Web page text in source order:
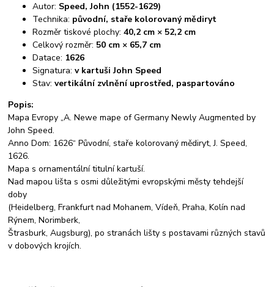
Autor: Speed, John (1552-1629)
Technika: původní, staře kolorovaný mědiryt
Rozměr tiskové plochy:40,2 cm × 52,2 cm
Celkový rozměr: 50 cm × 65,7 cm
Datace: 1626
Signatura:v kartuši John Speed
Stav:vertikální zvlnění uprostřed, paspartováno
Popis:
Mapa Evropy „A. Newe mape of Germany Newly Augmented by
John Speed.
Anno Dom: 1626“ Původní, staře kolorovaný mědiryt, J. Speed,
1626.
Mapa s ornamentální titulní kartuší.
Nad mapou lišta s osmi důležitými evropskými městy tehdejší
doby
(Heidelberg, Frankfurt nad Mohanem, Vídeň, Praha, Kolín nad
Rýnem, Norimberk,
Štrasburk, Augsburg), po stranách lišty s postavami různých stavů
v dobových krojích.